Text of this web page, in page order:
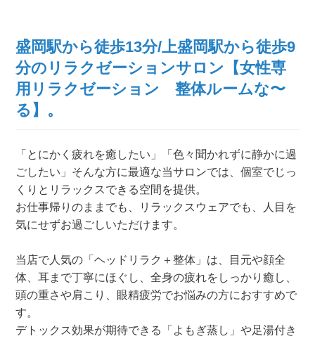
盛岡駅から徒歩13分/上盛岡駅から徒歩9
分のリラクゼーションサロン【女性専
用リラクゼーション 整体ルームな〜
る】。
「とにかく疲れを癒したい」「色々聞かれずに静かに過
ごしたい」そんな方に最適な当サロンでは、個室でじっ
くりとリラックスできる空間を提供。
お仕事帰りのままでも、リラックスウェアでも、人目を
気にせずお過ごしいただけます。
当店で人気の「ヘッドリラク＋整体」は、目元や顔全
体、耳まで丁寧にほぐし、全身の疲れをしっかり癒し、
頭の重さや肩こり、眼精疲労でお悩みの方におすすめで
す。
デトックス効果が期待できる「よもぎ蒸し」や足湯付き